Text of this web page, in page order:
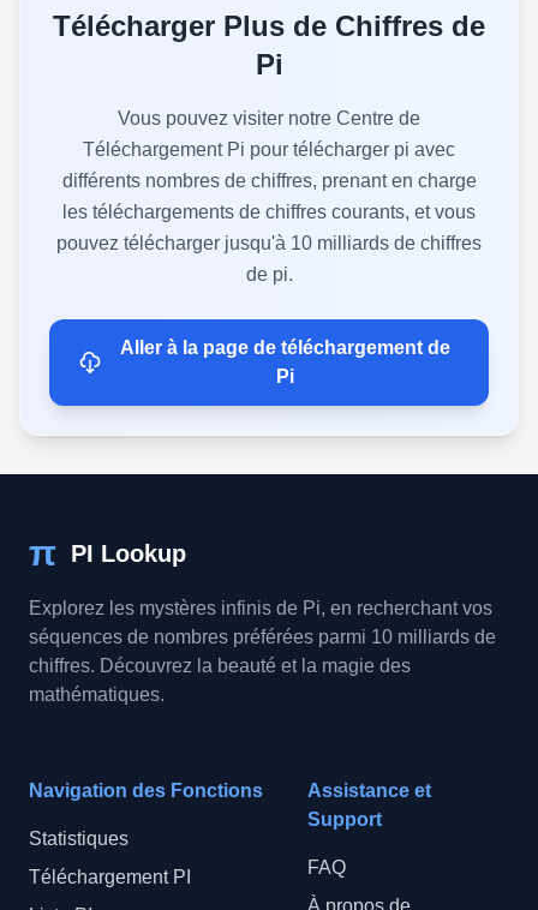
Télécharger Plus de Chiffres de
Pi
Vous pouvez visiter notre Centre de
Téléchargement Pi pour télécharger pi avec
différents nombres de chiffres, prenant en charge
les téléchargements de chiffres courants, et vous
pouvez télécharger jusqu'à 10 milliards de chiffres
de pi.
Aller à la page de téléchargement de
Pi
π PI Lookup
Explorez les mystères infinis de Pi, en recherchant vos
séquences de nombres préférées parmi 10 milliards de
chiffres. Découvrez la beauté et la magie des
mathématiques.
Navigation des Fonctions
Statistiques
Téléchargement PI
Assistance et
Support
FAQ
À propos de